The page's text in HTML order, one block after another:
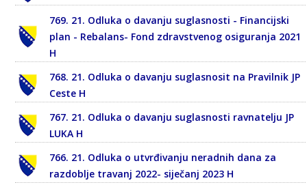
769. 21. Odluka o davanju suglasnosti - Financijski
plan - Rebalans- Fond zdravstvenog osiguranja 2021
H
768. 21. Odluka o davanju suglasnosit na Pravilnik JP
Ceste H
767. 21. Odluka o davanju suglasnosti ravnatelju JP
LUKA H
766. 21. Odluka o utvrđivanju neradnih dana za
razdoblje travanj 2022- siječanj 2023 H